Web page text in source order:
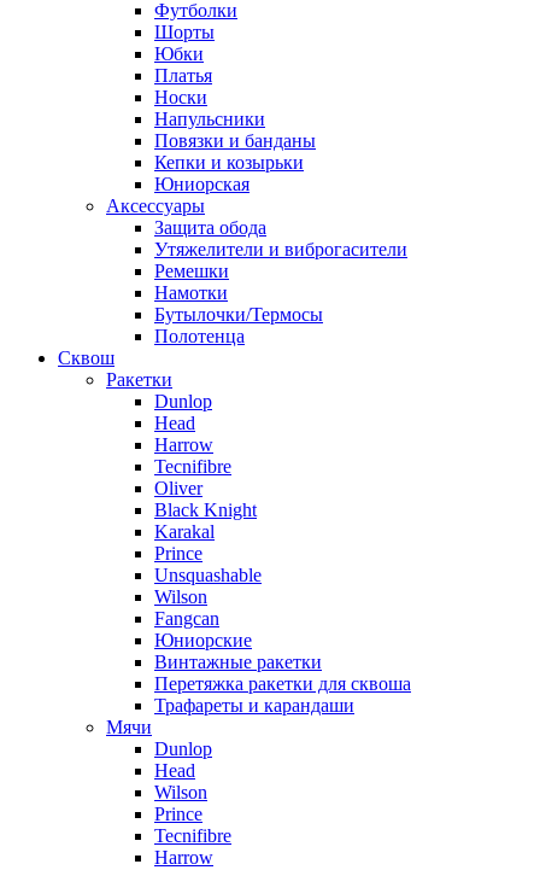
Футболки
Шорты
Юбки
Платья
Носки
Напульсники
Повязки и банданы
Кепки и козырьки
Юниорская
Аксессуары
Защита обода
Утяжелители и виброгасители
Ремешки
Намотки
Бутылочки/Термосы
Полотенца
Сквош
Ракетки
Dunlop
Head
Harrow
Tecnifibre
Oliver
Black Knight
Karakal
Prince
Unsquashable
Wilson
Fangcan
Юниорские
Винтажные ракетки
Перетяжка ракетки для сквоша
Трафареты и карандаши
Мячи
Dunlop
Head
Wilson
Prince
Tecnifibre
Harrow